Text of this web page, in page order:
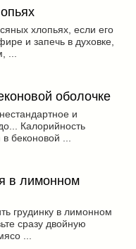
хлопьях, если его
и запечь в духовке,
...
оболочке
и
Калорийность
беконовой ...
в лимонном
грудинку в лимонном
сразу двойную
...